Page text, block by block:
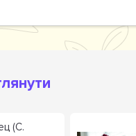
(С.